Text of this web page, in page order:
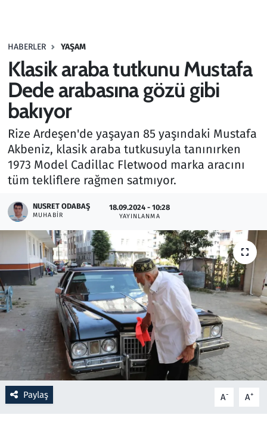
HABERLER YAŞAM
Klasik araba tutkunu Mustafa
Dede arabasına gözü gibi
bakıyor
Rize Ardeşen'de yaşayan 85 yaşındaki Mustafa
Akbeniz, klasik araba tutkusuyla tanınırken
1973 Model Cadillac Fletwood marka aracını
tüm tekliflere rağmen satmıyor.
NUSRET ODABAŞ
MUHABIR
18.09.2024 - 10:28
YAYINLANMA
Paylaş A- A+
Haber
Kültür Sanat
Kurumsal Haberler
Lezzet Durağı
Memur ve Kamu
Otomobil
Oyun
Ramazan
Resmi İlanlar
Rüya Tabirleri
Sağlık
Savunma Sanayi